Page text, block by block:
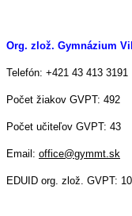
Org. zlož. Gymnázium
Telefón: +421 43 413 3191
Počet žiakov GVPT: 492
Počet učiteľov GVPT: 43
Email: office@gymmt.sk
EDUID org. zlož. GVPT: